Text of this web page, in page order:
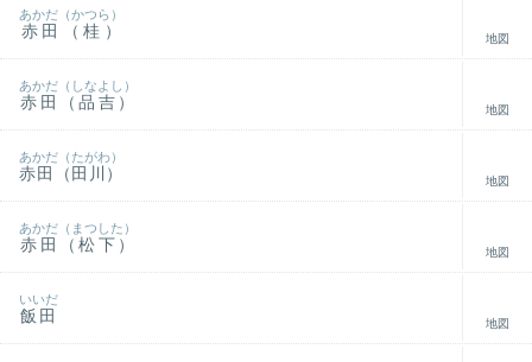
赤田（桂）
あかだ（かつら）
地図
赤田（品吉）
あかだ（しなよし）
地図
赤田（田川）
あかだ（たがわ）
地図
赤田（松下）
あかだ（まつした）
地図
飯田
いいだ
地図